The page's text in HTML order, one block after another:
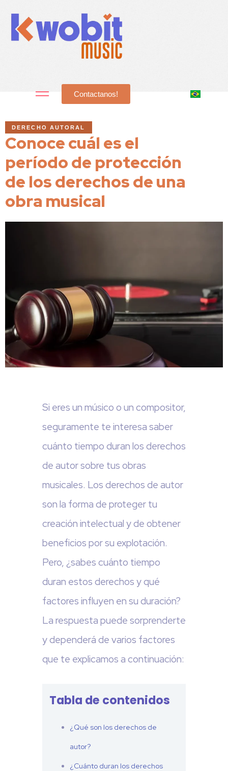
Contactanos!
DERECHO AUTORAL
Conoce cuál es el
período de protección
de los derechos de una
obra musical
Si eres un músico o un compositor,
seguramente te interesa saber
cuánto tiempo duran los derechos
de autor sobre tus obras
musicales. Los derechos de autor
son la forma de proteger tu
creación intelectual y de obtener
beneficios por su explotación.
Pero, ¿sabes cuánto tiempo
duran estos derechos y qué
factores influyen en su duración?
La respuesta puede sorprenderte
y dependerá de varios factores
que te explicamos a continuación:
Tabla de contenidos
¿Qué son los derechos de
autor?
¿Cuánto duran los derechos